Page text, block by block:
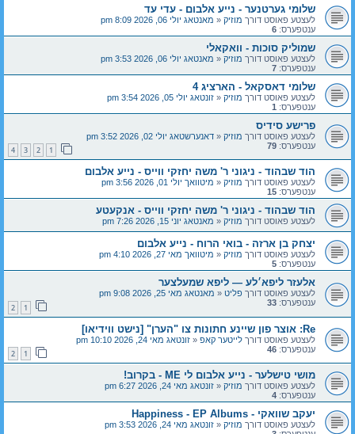
שלומי גערטנער - נייע אלבום - עדי עד
לעצטע פאוסט דורך מוזיק « מאנטאג יולי 06, 2026 8:09 pm
ענטפערס: 6
שמוליק סוכות - וואקאלי
לעצטע פאוסט דורך מוזיק « מאנטאג יולי 06, 2026 3:53 pm
ענטפערס: 7
שלומי דאסקאל - הארציג 4
לעצטע פאוסט דורך מוזיק « זונטאג יולי 05, 2026 3:54 pm
ענטפערס: 1
פרישע סידיס
לעצטע פאוסט דורך מוזיק « דאנערשטאג יולי 02, 2026 3:52 pm
ענטפערס: 79
1
2
3
4
הוד שבהוד - ניגוני ר' משה יחזקי ווייס - נייע אלבום
לעצטע פאוסט דורך מוזיק « מיטוואך יולי 01, 2026 3:56 pm
ענטפערס: 15
הוד שבהוד - ניגוני ר' משה יחזקי ווייס - אנקעטע
לעצטע פאוסט דורך מוזיק « מאנטאג יוני 15, 2026 7:26 pm
יצחק בן ארזה - בואי הרוח - נייע אלבום
לעצטע פאוסט דורך מוזיק « מיטוואך מאי 27, 2026 4:10 pm
ענטפערס: 5
אלעזר ליפא׳לע — ליפא שמעלצער
לעצטע פאוסט דורך פליט « מאנטאג מאי 25, 2026 9:08 pm
ענטפערס: 33
1
2
Re: אוצר פון שיינע חתונות צו "הערן" [נישט ווידיאו]
לעצטע פאוסט דורך לייטער קאפ « זונטאג מאי 24, 2026 10:10 pm
ענטפערס: 46
1
2
מושי טישלער - נייע אלבום לי ME - בקרוב!
לעצטע פאוסט דורך מוזיק « זונטאג מאי 24, 2026 6:27 pm
ענטפערס: 4
יעקב שוואקי - Happiness - EP Albums
לעצטע פאוסט דורך מוזיק « זונטאג מאי 24, 2026 3:53 pm